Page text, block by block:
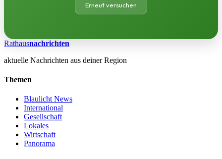
Erneut versuchen
Rathausnachrichten
aktuelle Nachrichten aus deiner Region
Themen
Blaulicht News
International
Gesellschaft
Lokales
Wirtschaft
Panorama